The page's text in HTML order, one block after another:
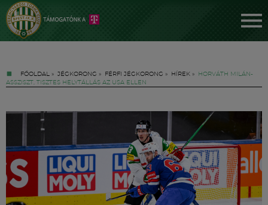
FŐOLDAL » JÉGKORONG » FÉRFI JÉGKORONG » HÍREK »
HORVÁTH MILÁN-
ASSZISZT, TISZTES HELYTÁLLÁS AZ USA ELLEN
Jegyek
FM YouTube +